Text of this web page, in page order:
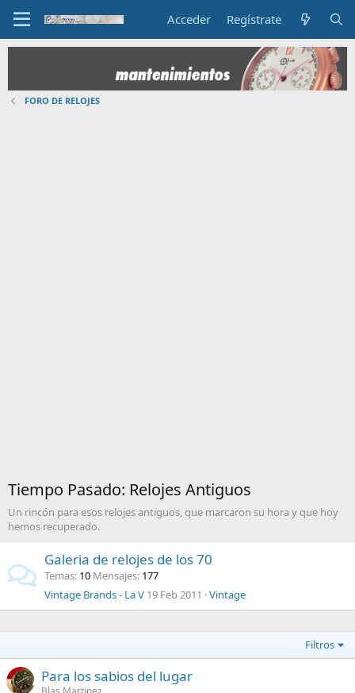
Acceder Regístrate
FORO DE RELOJES
Tiempo Pasado: Relojes Antiguos
Un rincón para esos relojes antiguos, que marcaron su hora y que hoy
hemos recuperado.
Galeria de relojes de los 70
Temas 10 Mensajes 177
Vintage Brands - La V 19 Feb 2011 Vintage
Filtros
Para los sabios del lugar